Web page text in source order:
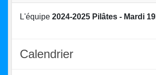
L'équipe 2024-2025 Pilâtes - Mardi
Calendrier